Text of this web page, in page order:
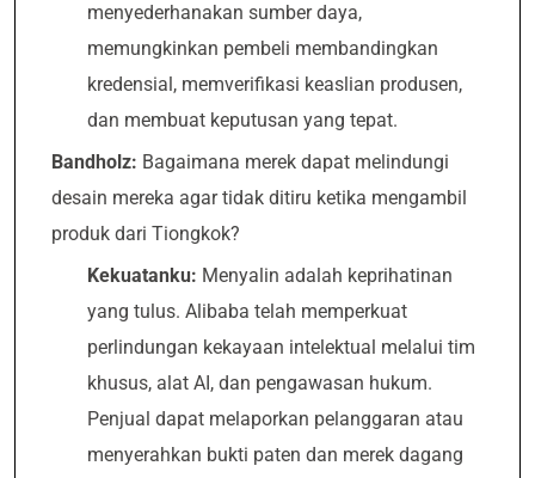
menyederhanakan sumber daya,
memungkinkan pembeli membandingkan
kredensial, memverifikasi keaslian produsen,
dan membuat keputusan yang tepat.
Bandholz: Bagaimana merek dapat melindungi
desain mereka agar tidak ditiru ketika mengambil
produk dari Tiongkok?
Kekuatanku: Menyalin adalah keprihatinan
yang tulus. Alibaba telah memperkuat
perlindungan kekayaan intelektual melalui tim
khusus, alat AI, dan pengawasan hukum.
Penjual dapat melaporkan pelanggaran atau
menyerahkan bukti paten dan merek dagang